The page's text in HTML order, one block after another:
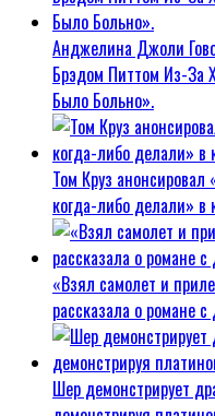
Анджелина Джоли
Брэдом Питтом Из-За
Было Больно».
Том Круз
когда-либо делали»
«Взял самолет и
рассказала о романе
Шер демонстрирует